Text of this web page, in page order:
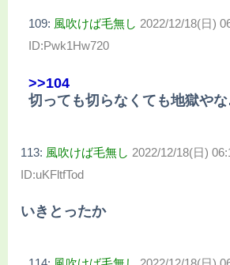
109: 風吹けば毛無し 2022/12/18(日)
ID:Pwk1Hw720
>>104
切っても切らなくても地獄や
113: 風吹けば毛無し 2022/12/18(日)
ID:uKFltfTod
いきとったか